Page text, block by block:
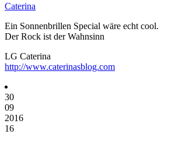
Caterina
Ein Sonnenbrillen Special wäre echt cool.
Der Rock ist der Wahnsinn
LG Caterina
http://www.caterinasblog.com
30
09
2016
16